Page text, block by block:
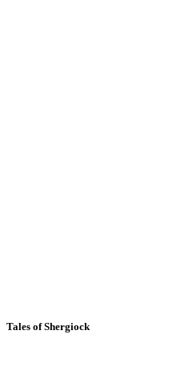
Tales of Shergiock